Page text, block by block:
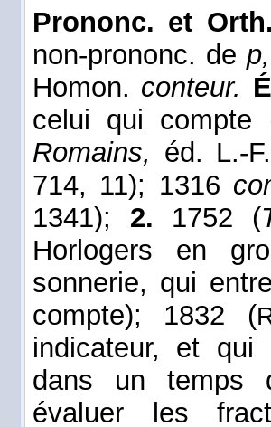
Prononc. et
non-prononc. de
Homon. conteur.
celui qui
Romains, éd. L.-
714, 11); 1316
1341); 2. 1752 (
Horlogers en
sonnerie, qui
compte); 1832 (
indicateur, et qui
dans un temps
évaluer les